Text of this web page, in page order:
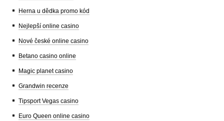
Herna u dědka promo kód
Nejlepší online casino
Nové české online casino
Betano casino online
Magic planet casino
Grandwin recenze
Tipsport Vegas casino
Euro Queen online casino